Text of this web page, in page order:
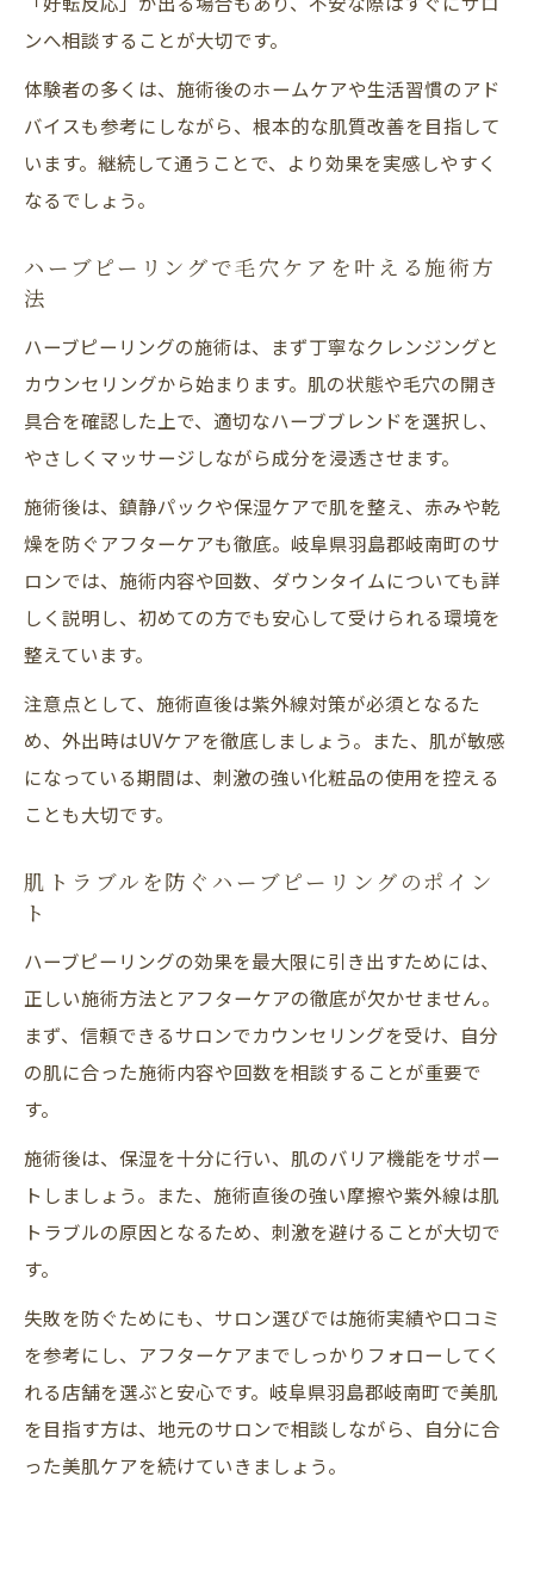
ンへ相談することが大切です。
体験者の多くは、施術後のホームケアや生活習慣のアド
バイスも参考にしながら、根本的な肌質改善を目指して
います。継続して通うことで、より効果を実感しやすく
なるでしょう。
ハーブピーリングで毛穴ケアを叶える施術方
法
ハーブピーリングの施術は、まず丁寧なクレンジングと
カウンセリングから始まります。肌の状態や毛穴の開き
具合を確認した上で、適切なハーブブレンドを選択し、
やさしくマッサージしながら成分を浸透させます。
施術後は、鎮静パックや保湿ケアで肌を整え、赤みや乾
燥を防ぐアフターケアも徹底。岐阜県羽島郡岐南町のサ
ロンでは、施術内容や回数、ダウンタイムについても詳
しく説明し、初めての方でも安心して受けられる環境を
整えています。
注意点として、施術直後は紫外線対策が必須となるた
め、外出時はUVケアを徹底しましょう。また、肌が敏感
になっている期間は、刺激の強い化粧品の使用を控える
ことも大切です。
肌トラブルを防ぐハーブピーリングのポイン
ト
ハーブピーリングの効果を最大限に引き出すためには、
正しい施術方法とアフターケアの徹底が欠かせません。
まず、信頼できるサロンでカウンセリングを受け、自分
の肌に合った施術内容や回数を相談することが重要で
す。
施術後は、保湿を十分に行い、肌のバリア機能をサポー
トしましょう。また、施術直後の強い摩擦や紫外線は肌
トラブルの原因となるため、刺激を避けることが大切で
す。
失敗を防ぐためにも、サロン選びでは施術実績や口コミ
を参考にし、アフターケアまでしっかりフォローしてく
れる店舗を選ぶと安心です。岐阜県羽島郡岐南町で美肌
を目指す方は、地元のサロンで相談しながら、自分に合
った美肌ケアを続けていきましょう。